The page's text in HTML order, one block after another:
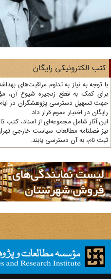
الکترونیکی رایگان
کمک به قطع زنجیره شیوع آن،
تسهیل دسترسی پژوهشگران در ایام
در اختیار عموم قرار داد.
آثار شامل مجموعه‌ای از اسناد، کتب
فصلنامه مطالعات سیاست خارجی
نام، به آن دسترسی یابند.